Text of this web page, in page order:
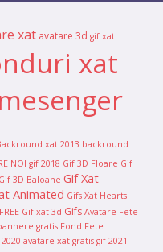
xat avatare 3d gif xat
xat
xat 2013 backround
NOI gif 2018 Gif 3D Floare Gif
Gif 3D Baloane Gif Xat
Animated Gifs Xat Hearts
Gif xat 3d Gifs Avatare Fete
gratis Fond Fete
avatare xat gratis gif 2021